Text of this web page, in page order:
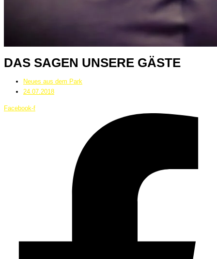
DAS SAGEN UNSERE GÄSTE
Neues aus dem Park
24.07.2018
Facebook-f